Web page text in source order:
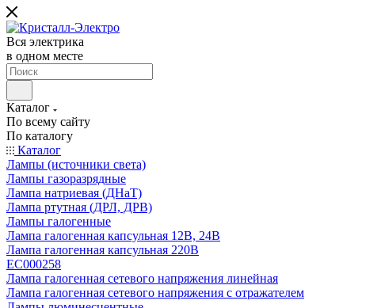
Вся электрика
в одном месте
Каталог
По всему сайту
По каталогу
Каталог
Лампы (источники света)
Лампы газоразрядные
Лампа натриевая (ДНаТ)
Лампа ртутная (ДРЛ, ДРВ)
Лампы галогенные
Лампа галогенная капсульная 12В, 24В
Лампа галогенная капсульная 220В
EC000258
Лампа галогенная сетевого напряжения линейная
Лампа галогенная сетевого напряжения с отражателем